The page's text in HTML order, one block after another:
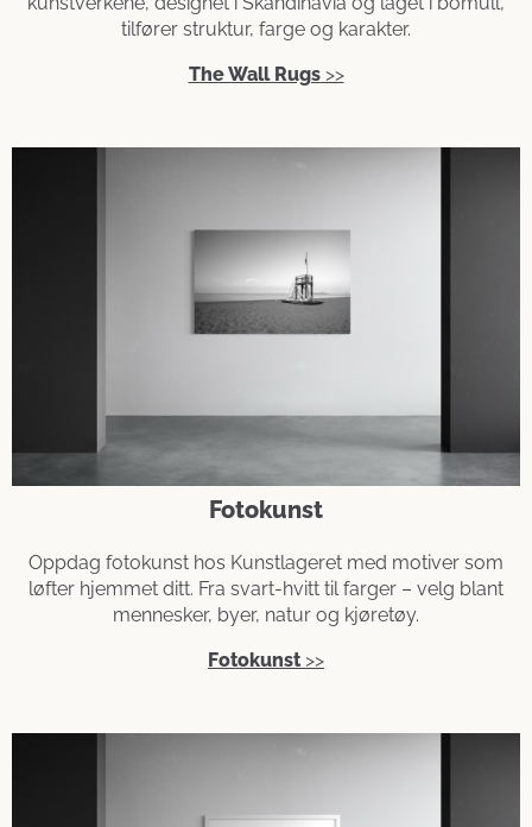
tilfører struktur, farge og karakter.
The Wall Rugs>>
Fotokunst
Oppdag fotokunst hos Kunstlageret med motiver som
løfter hjemmet ditt. Fra svart-hvitt til farger – velg blant
mennesker, byer, natur og kjøretøy.
Fotokunst >>